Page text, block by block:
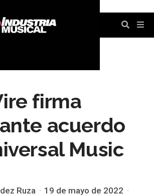
firma
acuerdo
Music
Ruza 19 de mayo de 2022